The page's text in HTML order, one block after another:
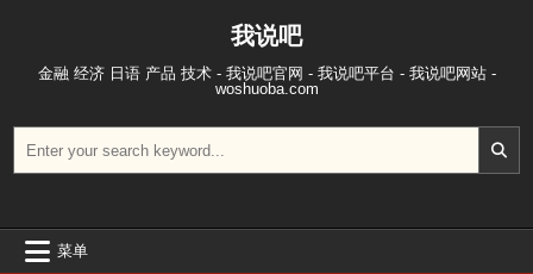
我说吧
金融 经济 日语 产品 技术 - 我说吧官网 - 我说吧平台 - 我说吧网站 -
woshuoba.com
菜单